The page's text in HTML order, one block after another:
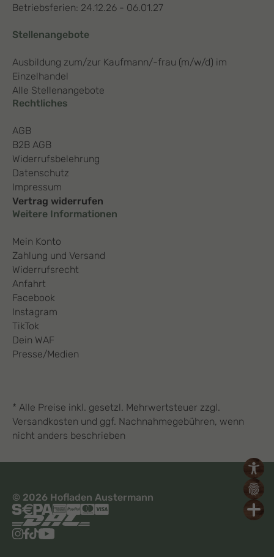
Betriebsferien: 24.12.26 - 06.01.27
Stellenangebote
Ausbildung zum/zur Kaufmann/-frau (m/w/d) im
Einzelhandel
Alle Stellenangebote
Rechtliches
AGB
B2B AGB
Widerrufsbelehrung
Datenschutz
Impressum
Vertrag widerrufen
Weitere Informationen
Mein Konto
Zahlung und Versand
Widerrufsrecht
Anfahrt
Facebook
Instagram
TikTok
Dein WAF
Presse/Medien
* Alle Preise inkl. gesetzl. Mehrwertsteuer zzgl.
Versandkosten und ggf. Nachnahmegebühren, wenn
nicht anders beschrieben
© 2026 Hofladen Austermann